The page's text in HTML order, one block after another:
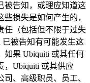
被告知，或理应知道这
损失是如何产生的，
任（包括但不限于过失
已被告知有可能发生这
如果 Ubiquiti 或其任何
，Ubiquiti 或其供应
、高级职员、员工、